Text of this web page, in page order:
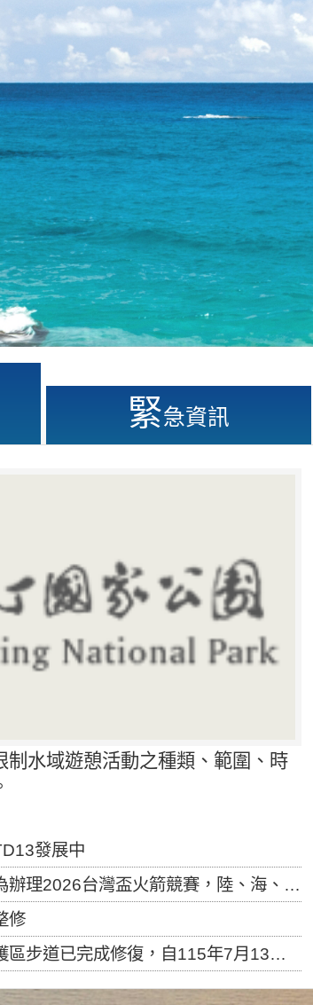
緊急資訊
水域遊憩活動之種類、範圍、時
發展中
盃火箭競賽，陸、海、空域警戒及協調相關事宜，因颱風備案事宜
修
，自115年7月13日（星期一）起恢復開放入園，歡迎民眾依規定申請入園....